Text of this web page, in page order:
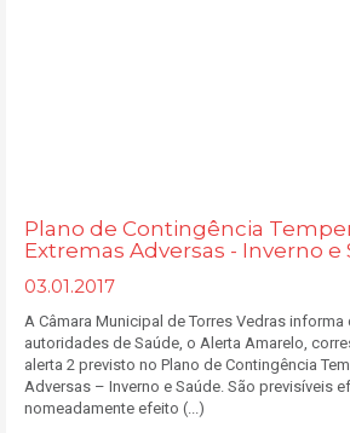
Plano de Contingência
Extremas Adversas - Inverno e
03.01.2017
A Câmara Municipal de Torres Vedras
autoridades de Saúde, o Alerta Amarelo,
alerta 2 previsto no Plano de Contingência
Adversas – Inverno e Saúde. São previsíveis
nomeadamente efeito (...)